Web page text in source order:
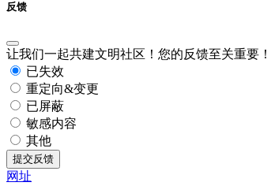
反馈
让我们一起共建文明社区！您的反馈至关重要！
已失效
重定向&变更
已屏蔽
敏感内容
其他
提交反馈
网址